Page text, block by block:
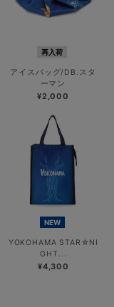
再入荷
アイスバッグ/DB.スタ
ーマン
¥2,000
NEW
YOKOHAMA STAR☆NI
GHT...
¥4,300